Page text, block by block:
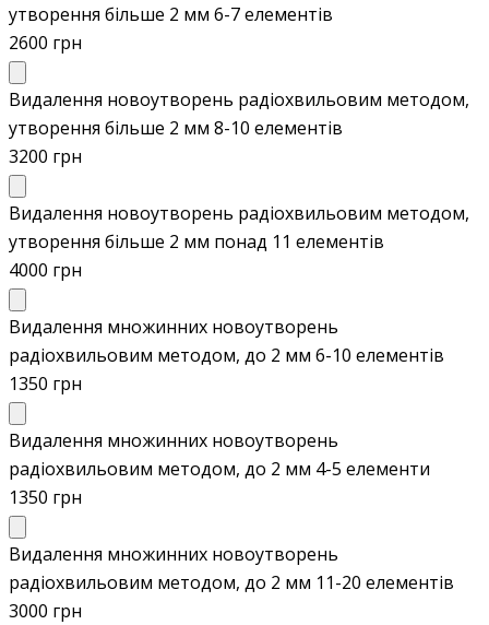
утворення більше 2 мм 6-7 елементів
2600 грн
Видалення новоутворень радіохвильовим методом,
утворення більше 2 мм 8-10 елементів
3200 грн
Видалення новоутворень радіохвильовим методом,
утворення більше 2 мм понад 11 елементів
4000 грн
Видалення множинних новоутворень
радіохвильовим методом, до 2 мм 6-10 елементів
1350 грн
Видалення множинних новоутворень
радіохвильовим методом, до 2 мм 4-5 елементи
1350 грн
Видалення множинних новоутворень
радіохвильовим методом, до 2 мм 11-20 елементів
3000 грн